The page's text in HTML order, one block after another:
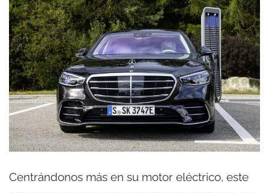
Centrándonos más en su motor eléctrico, este